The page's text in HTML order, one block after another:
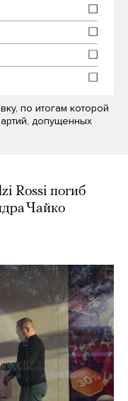
по итогам которой
допущенных
Rossi погиб
Чайко